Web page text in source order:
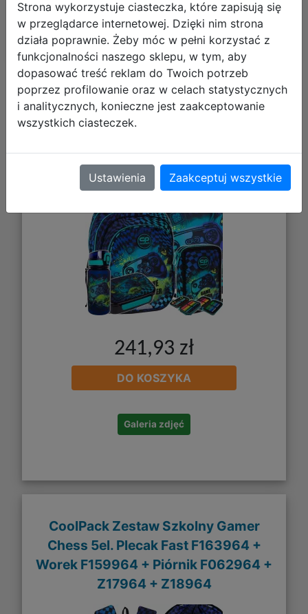
Polecane
CoolPack Zestaw Szkolny Gamer
Chess 5el. Plecak Fast F163964 +
Z17964 + Z18964
241,93 zł
DO KOSZYKA
Galeria zdjęć
CoolPack Zestaw Szkolny Gamer
Chess 5el. Plecak Fast F163964 +
Worek F159964 + Piórnik F062964 +
Z17964 + Z18964
Strona wykorzystuje ciasteczka, które zapisują się
w przeglądarce internetowej. Dzięki nim strona
działa poprawnie. Żeby móc w pełni korzystać z
funkcjonalności naszego sklepu, w tym, aby
dopasować treść reklam do Twoich potrzeb
poprzez profilowanie oraz w celach statystycznych
i analitycznych, konieczne jest zaakceptowanie
wszystkich ciasteczek.
Ustawienia Zaakceptuj wszystkie